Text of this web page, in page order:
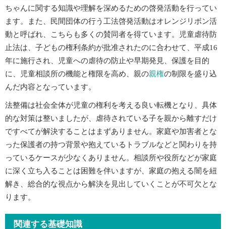
ちゃんに関する知識や理解を深めるための啓発活動を行ってい
ます。また、民間団体の行う工法啓発活動はオレンジリボン活
動と呼ばれ、こちらも多くの賛同者を得ています。児童虐待防
止法は、子どもの権利条約が批准されたのに合わせて、平成16
年に施行され、児童への虐待の防止や早期発見、保護を目的
に、児童相談所の機能と権限を高め、親の親権の制限を盛り込
んだ内容となっています。
法整備は社会全体が児童の権利を考える良い転機となり、具体
的な対策は整いましたが、虐待されている子を親から離すだけ
ですべてが解決することはまずありません。家庭や加害者とな
った保護者の持つ背景や抱えているトラブルなどと関わりを持
っているケースが少なくありません。相談所や役所などが家庭
に深く立ち入ることは困難を伴いますが、家庭の抱える闇を紐
解き、総合的な視点から解決を見出していくことが不可欠とな
ります。
関連する基礎知識